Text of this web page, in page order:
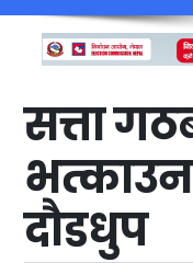
सत्ता
दौडधुप